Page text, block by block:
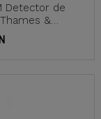
Detector de
&